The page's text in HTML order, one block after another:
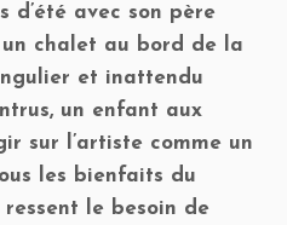
d’été avec son père
chalet au bord de la
et inattendu
un enfant aux
sur l’artiste comme un
les bienfaits du
le besoin de